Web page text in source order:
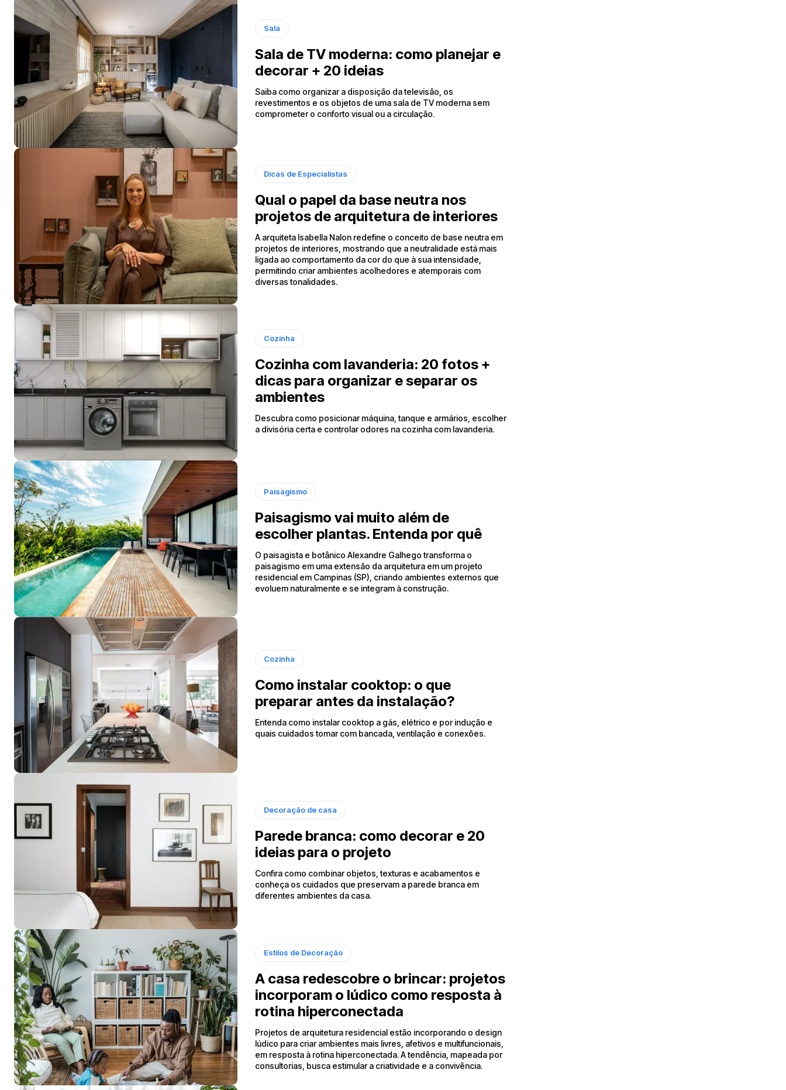
Sala
Sala de TV moderna: como planejar e
decorar + 20 ideias
Saiba como organizar a disposição da televisão, os
revestimentos e os objetos de uma sala de TV moderna sem
comprometer o conforto visual ou a circulação.
Dicas de Especialistas
Qual o papel da base neutra nos
projetos de arquitetura de interiores
A arquiteta Isabella Nalon redefine o conceito de base neutra em
projetos de interiores, mostrando que a neutralidade está mais
ligada ao comportamento da cor do que à sua intensidade,
permitindo criar ambientes acolhedores e atemporais com
diversas tonalidades.
Cozinha
Cozinha com lavanderia: 20 fotos +
dicas para organizar e separar os
ambientes
Descubra como posicionar máquina, tanque e armários, escolher
a divisória certa e controlar odores na cozinha com lavanderia.
Paisagismo
Paisagismo vai muito além de
escolher plantas. Entenda por quê
O paisagista e botânico Alexandre Galhego transforma o
paisagismo em uma extensão da arquitetura em um projeto
residencial em Campinas (SP), criando ambientes externos que
evoluem naturalmente e se integram à construção.
Cozinha
Como instalar cooktop: o que
preparar antes da instalação?
Entenda como instalar cooktop a gás, elétrico e por indução e
quais cuidados tomar com bancada, ventilação e conexões.
Decoração de casa
Parede branca: como decorar e 20
ideias para o projeto
Confira como combinar objetos, texturas e acabamentos e
conheça os cuidados que preservam a parede branca em
diferentes ambientes da casa.
Estilos de Decoração
A casa redescobre o brincar: projetos
incorporam o lúdico como resposta à
rotina hiperconectada
Projetos de arquitetura residencial estão incorporando o design
lúdico para criar ambientes mais livres, afetivos e multifuncionais,
em resposta à rotina hiperconectada. A tendência, mapeada por
consultorias, busca estimular a criatividade e a convivência.